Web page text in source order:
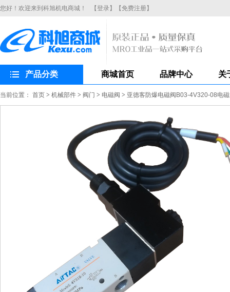
您好！欢迎来到科旭机电商城！ 【登录】 【免费注册】
产品分类 商城首页 品牌中心 关
当前位置： 首页 > 机械部件 > 阀门 > 电磁阀 > 亚德客防爆电磁阀B03-4V320-08电